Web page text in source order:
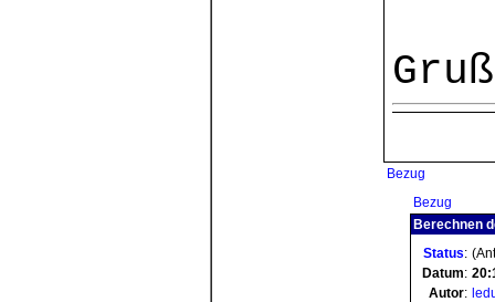
Gruß
Bezug
Bezug
Berechnen
Status:
Datum:
Autor: